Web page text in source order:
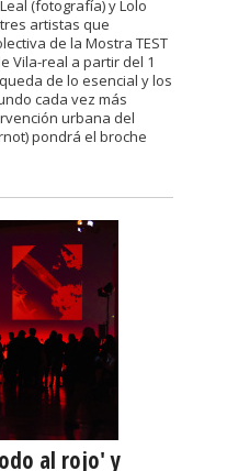
(fotografía) y Lolo
artistas que
de la Mostra TEST
Vila-real a partir del 1
de lo esencial y los
cada vez más
urbana del
pondrá el broche
al rojo' y